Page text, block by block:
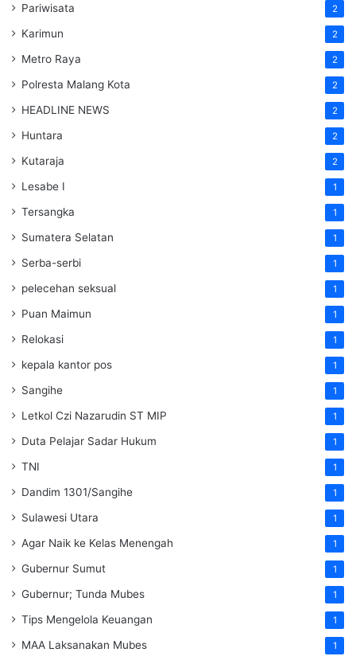
Pariwisata 2
Karimun 2
Metro Raya 2
Polresta Malang Kota 2
HEADLINE NEWS 2
Huntara 2
Kutaraja 2
Lesabe I 1
Tersangka 1
Sumatera Selatan 1
Serba-serbi 1
pelecehan seksual 1
Puan Maimun 1
Relokasi 1
kepala kantor pos 1
Sangihe 1
Letkol Czi Nazarudin ST MIP 1
Duta Pelajar Sadar Hukum 1
TNI 1
Dandim 1301/Sangihe 1
Sulawesi Utara 1
Agar Naik ke Kelas Menengah 1
Gubernur Sumut 1
Gubernur; Tunda Mubes 1
Tips Mengelola Keuangan 1
MAA Laksanakan Mubes 1